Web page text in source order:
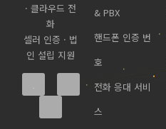
· 클라우드 전
화
셀러 인증 · 법
인 설립 지원
& PBX
핸드폰 인증 번
호
전화 응대 서비
스